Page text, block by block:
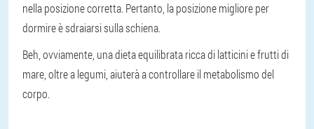
nella posizione corretta. Pertanto, la posizione migliore per
dormire è sdraiarsi sulla schiena.
Beh, ovviamente, una dieta equilibrata ricca di latticini e frutti di
mare, oltre a legumi, aiuterà a controllare il metabolismo del
corpo.